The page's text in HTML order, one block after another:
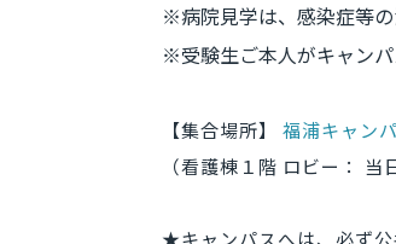
※病院見学は、感染症等の
※受験生ご本人がキャンパ
【集合場所】福浦キャン
（看護棟１階 ロビー： 当
★キャンパスへは、必ず公